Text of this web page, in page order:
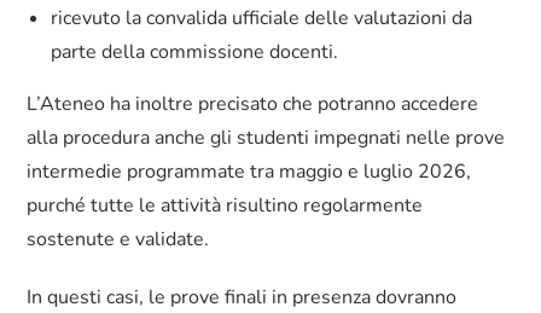
ricevuto la convalida ufficiale delle valutazioni da
parte della commissione docenti.
L’Ateneo ha inoltre precisato che potranno accedere
alla procedura anche gli studenti impegnati nelle prove
intermedie programmate tra maggio e luglio 2026,
purché tutte le attività risultino regolarmente
sostenute e validate.
In questi casi, le prove finali in presenza dovranno